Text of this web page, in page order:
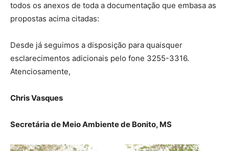
todos os anexos de toda a documentação que embasa as
propostas acima citadas:
Desde já seguimos a disposição para quaisquer
esclarecimentos adicionais pelo fone 3255-3316.
Atenciosamente,
Chris Vasques
Secretária de Meio Ambiente de Bonito, MS